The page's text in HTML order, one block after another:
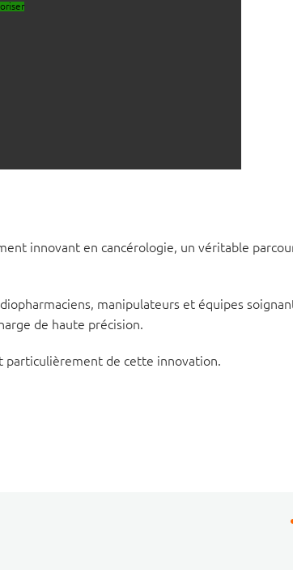
innovant en cancérologie, un véritable
manipulateurs et équipes
de haute précision.
particulièrement de cette innovation.